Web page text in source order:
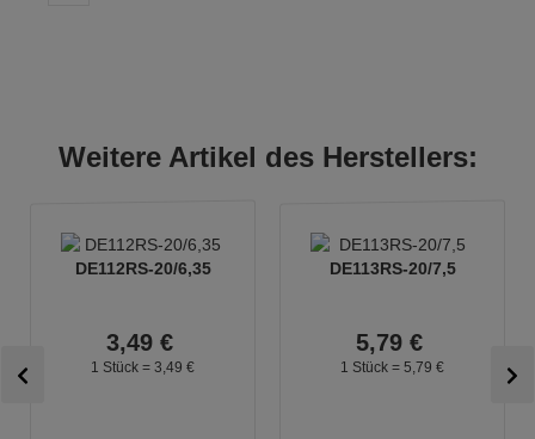
Weitere Artikel des Herstellers:
DE112RS-20/6,35
3,49 €
1 Stück = 3, 49 €
DE113RS-20/7,5
5,79 €
1 Stück = 5, 79 €